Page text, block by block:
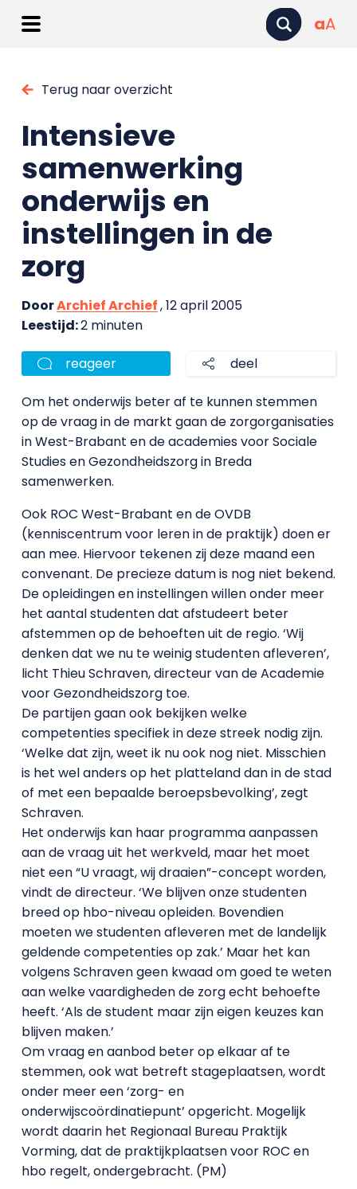
aA
Terug naar overzicht
Intensieve
samenwerking
onderwijs en
instellingen in de
zorg
DoorArchief Archief, 12 april 2005
Leestijd:2 minuten
reageer deel
Om het onderwijs beter af te kunnen stemmen
op de vraag in de markt gaan de zorgorganisaties
in West-Brabant en de academies voor Sociale
Studies en Gezondheidszorg in Breda
samenwerken.
Ook ROC West-Brabant en de OVDB
(kenniscentrum voor leren in de praktijk) doen er
aan mee. Hiervoor tekenen zij deze maand een
convenant. De precieze datum is nog niet bekend.
De opleidingen en instellingen willen onder meer
het aantal studenten dat afstudeert beter
afstemmen op de behoeften uit de regio. ‘Wij
denken dat we nu te weinig studenten afleveren’,
licht Thieu Schraven, directeur van de Academie
voor Gezondheidszorg toe.
De partijen gaan ook bekijken welke
competenties specifiek in deze streek nodig zijn.
‘Welke dat zijn, weet ik nu ook nog niet. Misschien
is het wel anders op het platteland dan in de stad
of met een bepaalde beroepsbevolking’, zegt
Schraven.
Het onderwijs kan haar programma aanpassen
aan de vraag uit het werkveld, maar het moet
niet een “U vraagt, wij draaien”-concept worden,
vindt de directeur. ‘We blijven onze studenten
breed op hbo-niveau opleiden. Bovendien
moeten we studenten afleveren met de landelijk
geldende competenties op zak.’ Maar het kan
volgens Schraven geen kwaad om goed te weten
aan welke vaardigheden de zorg echt behoefte
heeft. ‘Als de student maar zijn eigen keuzes kan
blijven maken.’
Om vraag en aanbod beter op elkaar af te
stemmen, ook wat betreft stageplaatsen, wordt
onder meer een ‘zorg- en
onderwijscoördinatiepunt’ opgericht. Mogelijk
wordt daarin het Regionaal Bureau Praktijk
Vorming, dat de praktijkplaatsen voor ROC en
hbo regelt, ondergebracht. (PM)